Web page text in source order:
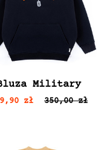
Military
zł 350,00 zł